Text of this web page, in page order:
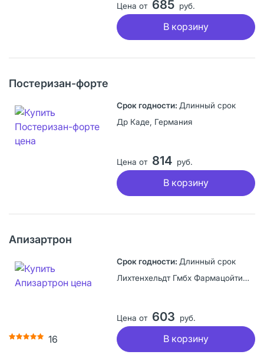
Цена от 685 руб.
В корзину
Постеризан-форте
Длинный срок
Др Каде, Германия
Цена от 814 руб.
В корзину
Апизартрон
16
Длинный срок
Лихтенхельдт Гмбх Фармацойтише Фабрик, Германия
Цена от 603 руб.
В корзину